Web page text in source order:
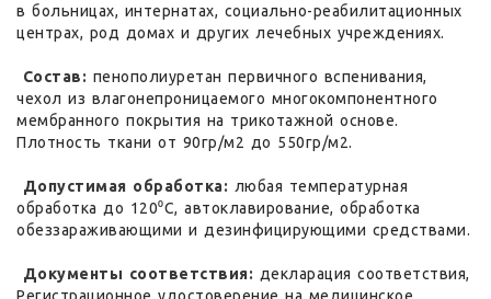
в больницах, интернатах, социально-реабилитационных
центрах, род домах и других лечебных учреждениях.
Состав: пенополиуретан первичного вспенивания,
чехол из влагонепроницаемого многокомпонентного
мембранного покрытия на трикотажной основе.
Плотность ткани от 90гр/м2 до 550гр/м2.
Допустимая обработка: любая температурная
обработка до 120⁰С, автоклавирование, обработка
обеззараживающими и дезинфицирующими средствами.
Документы соответствия: декларация соответствия,
Регистрационное удостоверение на медицинское